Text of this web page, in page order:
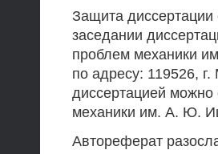
Защита диссертации
заседании
проблем механики
по адресу: 119526,
диссертацией можно
механики им. А. Ю.
Автореферат